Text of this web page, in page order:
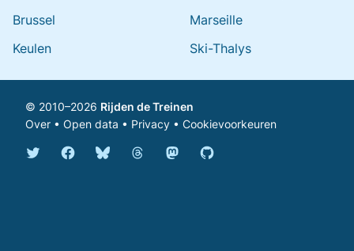
Brussel
Keulen
Marseille
Ski-Thalys
© 2010–2026 Rijden de Treinen
Over • Open data • Privacy • Cookievoorkeuren